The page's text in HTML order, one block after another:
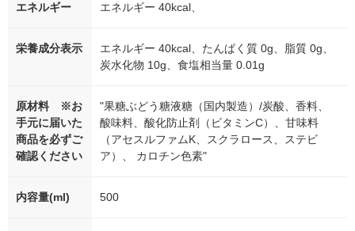
エネルギー エネルギー 40kcal、
栄養成分表示
エネルギー 40kcal、たんぱく質 0g、脂質 0g、
炭水化物 10g、食塩相当量 0.01g
原材料 ※お
手元に届いた
商品を必ずご
確認ください
"果糖ぶどう糖液糖（国内製造）/炭酸、香料、
酸味料、酸化防止剤（ビタミンC）、甘味料
（アセスルファムK、スクラロース、ステビ
ア）、 カロチン色素"
内容量(ml) 500